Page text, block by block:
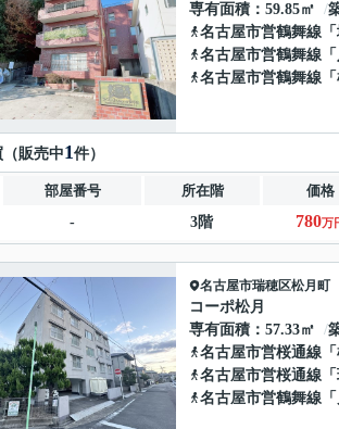
専有面積
59.85㎡
名古屋市営鶴舞線 「
名古屋市営鶴舞線 「
名古屋市営鶴舞線 「
販売中1件）
部屋番号 所在階 価格
-
3階 780万
名古屋市瑞穂区松月町
コーポ松月
専有面積
57.33㎡
名古屋市営桜通線 「
名古屋市営桜通線 「
名古屋市営鶴舞線 「